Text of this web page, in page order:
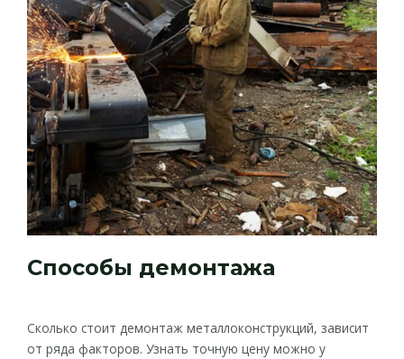
Способы демонтажа
Сколько стоит демонтаж металлоконструкций, зависит
от ряда факторов. Узнать точную цену можно у